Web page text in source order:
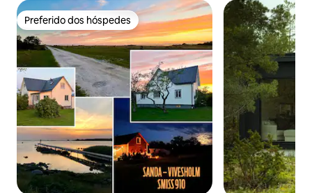
Preferido dos hóspedes
Preferido dos hóspedes